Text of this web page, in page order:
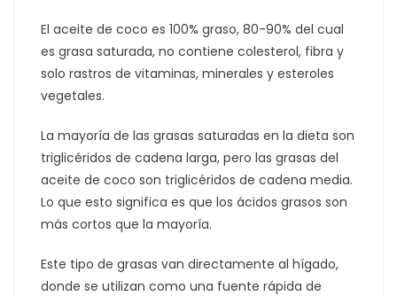
El aceite de coco es 100% graso, 80-90% del cual
es grasa saturada, no contiene colesterol, fibra y
solo rastros de vitaminas, minerales y esteroles
vegetales.
La mayoría de las grasas saturadas en la dieta son
triglicéridos de cadena larga, pero las grasas del
aceite de coco son triglicéridos de cadena media.
Lo que esto significa es que los ácidos grasos son
más cortos que la mayoría.
Este tipo de grasas van directamente al hígado,
donde se utilizan como una fuente rápida de